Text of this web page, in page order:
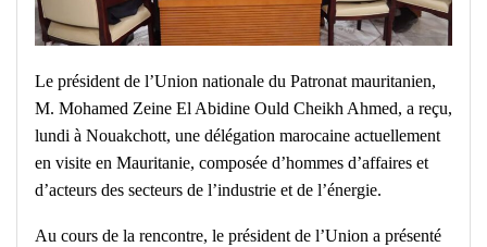
Le président de l’Union nationale du Patronat mauritanien,
M. Mohamed Zeine El Abidine Ould Cheikh Ahmed, a reçu,
lundi à Nouakchott, une délégation marocaine actuellement
en visite en Mauritanie, composée d’hommes d’affaires et
d’acteurs des secteurs de l’industrie et de l’énergie.
Au cours de la rencontre, le président de l’Union a présenté